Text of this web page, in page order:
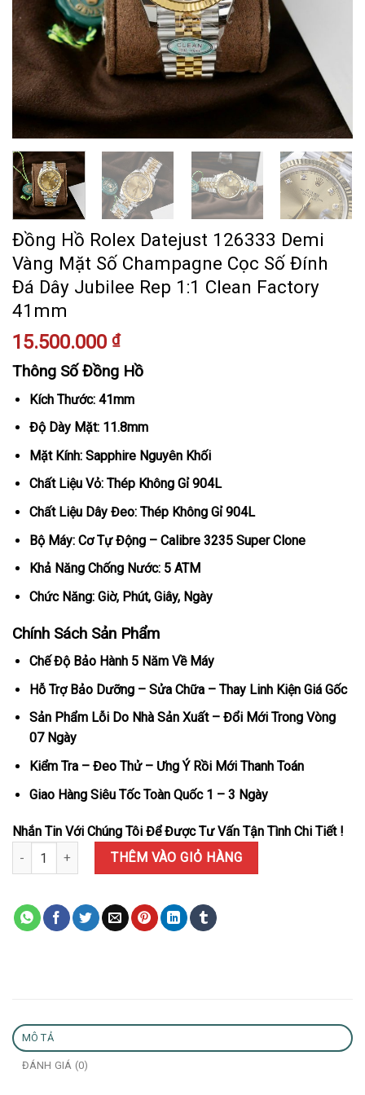
Đồng Hồ Rolex Datejust 126333 Demi
Vàng Mặt Số Champagne Cọc Số Đính
Đá Dây Jubilee Rep 1:1 Clean Factory
41mm
15.500.000 ₫
Thông Số Đồng Hồ
Kích Thước: 41mm
Độ Dày Mặt: 11.8mm
Mặt Kính: Sapphire Nguyên Khối
Chất Liệu Vỏ: Thép Không Gỉ 904L
Chất Liệu Dây Đeo: Thép Không Gỉ 904L
Bộ Máy: Cơ Tự Động – Calibre 3235 Super Clone
Khả Năng Chống Nước: 5 ATM
Chức Năng: Giờ, Phút, Giây, Ngày
Chính Sách Sản Phẩm
Chế Độ Bảo Hành 5 Năm Về Máy
Hỗ Trợ Bảo Dưỡng – Sửa Chữa – Thay Linh Kiện Giá Gốc
Sản Phẩm Lỗi Do Nhà Sản Xuất – Đổi Mới Trong Vòng
07 Ngày
Kiểm Tra – Đeo Thử – Ưng Ý Rồi Mới Thanh Toán
Giao Hàng Siêu Tốc Toàn Quốc 1 – 3 Ngày
Nhắn Tin Với Chúng Tôi Để Được Tư Vấn Tận Tình Chi Tiết !
Đồng Hồ Rolex Datejust 126333 Demi Vàng Mặt Số Champagne
THÊM VÀO GIỎ HÀNG
MÔ TẢ
ĐÁNH GIÁ (0)